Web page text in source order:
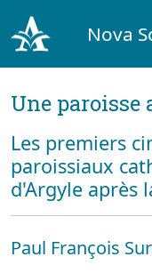
Nova
Une paroisse
Les premiers
paroissiaux
d'Argyle après
Paul François